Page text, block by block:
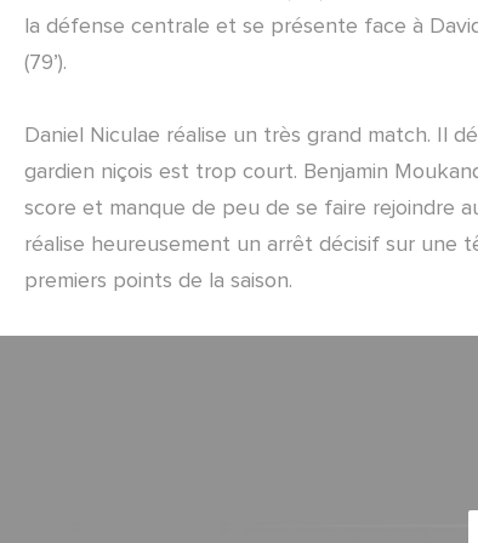
la défense centrale et se présente face à
(79’).
Daniel Niculae réalise un très grand match. Il
gardien niçois est trop court. Benjamin
score et manque de peu de se faire rejoindre
réalise heureusement un arrêt décisif sur une
premiers points de la saison.